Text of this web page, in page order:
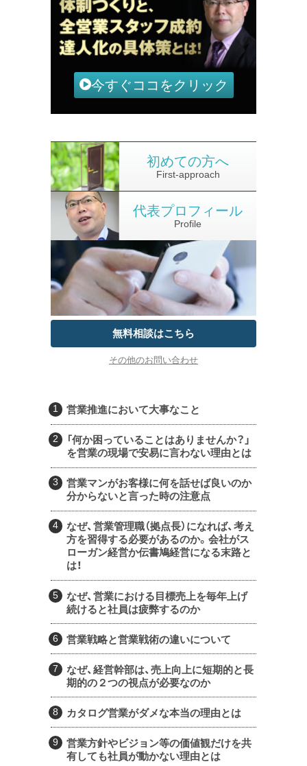
今すぐココをクリック
First-approach
初めての方へ
Profile
代表プロフィール
無料相談はこちら
その他のお問い合わせ
営業推進において大事なこと
「何か困っていることはありませんか？」
を営業の現場で安易に言わない理由とは
営業マンがお客様に何を話せば良いのか
分からないと言った時の注意点
なぜ、営業管理職（拠点長）になれば、考え
方を習得する必要があるのか。会社がス
ローガン経営か伝書鳩経営になる末路と
は！
なぜ、営業における目標売上を毎年上げ
続けると社員は疲弊するのか
営業戦略と営業戦術の違いについて
なぜ、経営幹部は、売上向上に短期的と長
期的の２つの視点が必要なのか
カタログ営業がダメな本当の理由とは
営業方針やビジョン等の価値観だけを共
有しても社員が動かない理由とは